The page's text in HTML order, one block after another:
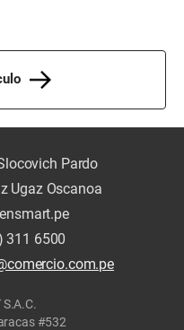
Pardo
Ugaz Oscanoa
311 6500
S.A.C.
#532